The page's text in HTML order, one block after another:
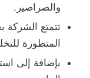
والصراصير.
تتمتع الشركة
المتطورة
بإضافة إلى